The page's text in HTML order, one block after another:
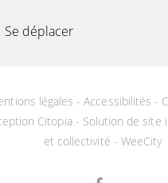
Se déplacer
légales -Accessibilités -
Citopia- Solution de site
et collectivité - WeeCity